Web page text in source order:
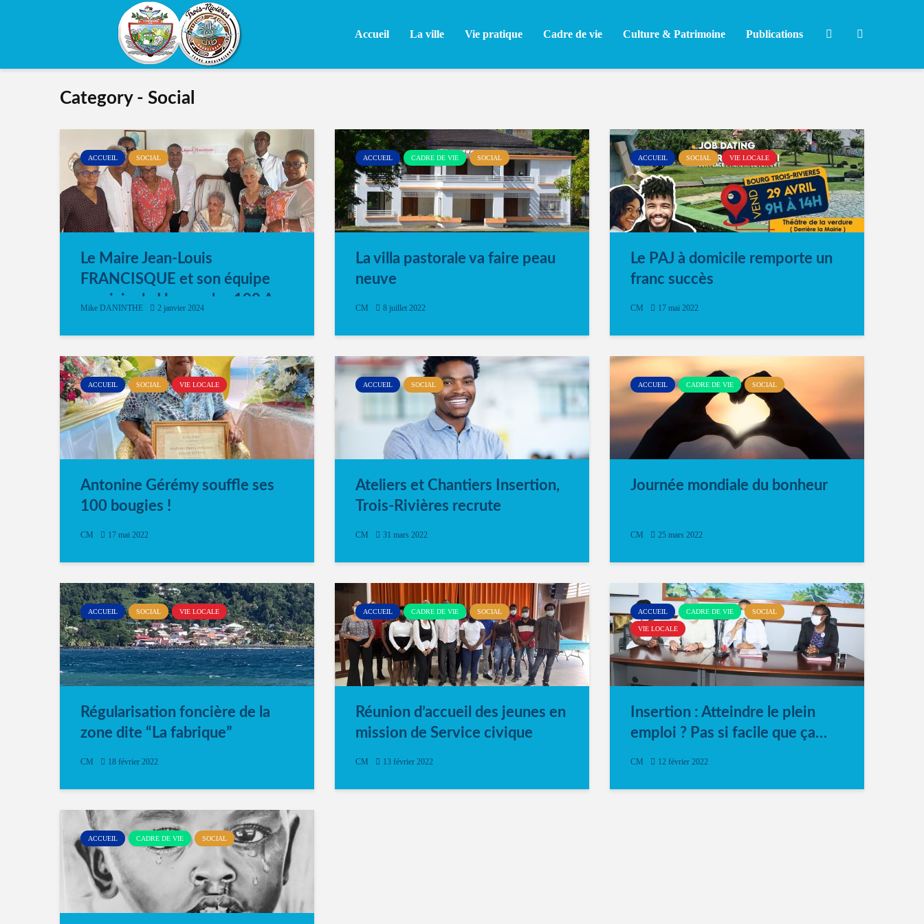
Accueil La ville Vie pratique Cadre de vie Culture & Patrimoine Publications
Category - Social
ACCUEIL SOCIAL
Le Maire Jean-Louis
FRANCISQUE et son équipe
municipale Honore les 100 Ans
Mike DANINTHE 2 janvier 2024
ACCUEIL CADRE DE VIE SOCIAL
La villa pastorale va faire peau
neuve
CM 8 juillet 2022
ACCUEIL SOCIAL VIE LOCALE
Le PAJ à domicile remporte un
franc succès
CM 17 mai 2022
ACCUEIL SOCIAL VIE LOCALE
Antonine Gérémy souffle ses
100 bougies !
CM 17 mai 2022
ACCUEIL SOCIAL
Ateliers et Chantiers Insertion,
Trois-Rivières recrute
CM 31 mars 2022
ACCUEIL CADRE DE VIE SOCIAL
Journée mondiale du bonheur
CM 25 mars 2022
ACCUEIL SOCIAL VIE LOCALE
Régularisation foncière de la
zone dite “La fabrique”
CM 18 février 2022
ACCUEIL CADRE DE VIE SOCIAL
Réunion d’accueil des jeunes en
mission de Service civique
CM 13 février 2022
ACCUEIL CADRE DE VIE SOCIAL
VIE LOCALE
Insertion : Atteindre le plein
emploi ? Pas si facile que ça…
CM 12 février 2022
ACCUEIL CADRE DE VIE SOCIAL